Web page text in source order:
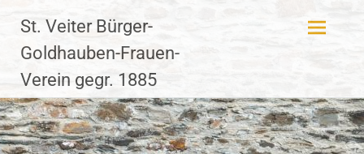
Inhalt
springen
St. Veiter Bürger-
Goldhauben-Frauen-
Verein gegr. 1885